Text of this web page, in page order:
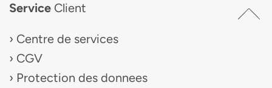
Service Client
Centre de services
CGV
Protection des donnees